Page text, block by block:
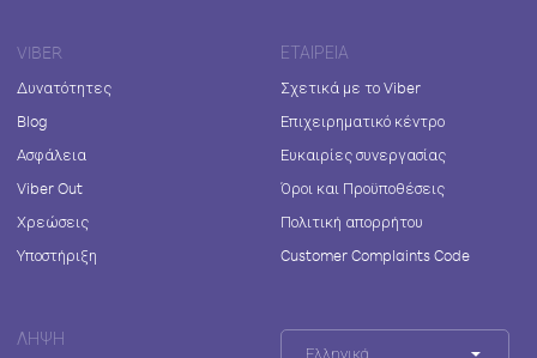
VIBER
Δυνατότητες
Blog
Ασφάλεια
Viber Out
Χρεώσεις
Υποστήριξη
ΕΤΑΙΡΕΊΑ
Σχετικά με το Viber
Επιχειρηματικό κέντρο
Ευκαιρίες συνεργασίας
Όροι και Προϋποθέσεις
Πολιτική απορρήτου
Customer Complaints Code
ΛΉΨΗ
Ελληνικά